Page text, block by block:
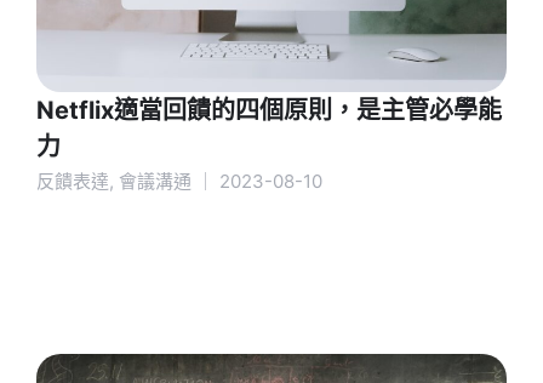
Netflix適當回饋的四個原則，是主管必學能
力
反饋表達, 會議溝通 2023-08-10